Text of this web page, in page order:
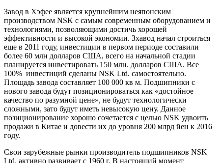
Завод в Хэфее является крупнейшим неяпонским
производством NSK с самым современным оборудованием и
технологиями, позволяющими достичь хорошей
эффективности и высокой экономии. Зхавод начал строиться
еще в 2011 году, инвестиции в первом периоде составили
более 60 млн долларов США, всего на начальной стадии
планируется инвестировать 150 млн. долларов США. Все
100% инвестиций сделаны NSK Ltd. самостоятельно.
Площадь завода составляет 100 000 кв м. Подшипники с
нового завода будут позиционироваться как «достойное
качество по разумной цене», не будут технологически
сложными, зато будут иметь невысокую цену. Данное
позиционирование хорошо сочетается с целью NSK удвоить
продажи в Китае и довести их до уровня 200 млрд йен к 2016
году.
Свои зарубежные рынки производитель подшипников NSK
Ltd. активно развивает с 1960 г. В настоящий момент